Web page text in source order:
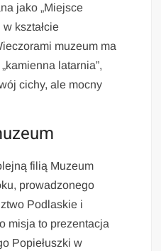
jako „Miejsce
kształcie
muzeum ma
latarnia”,
cichy, ale mocny
filią Muzeum
prowadzonego
Podlaskie i
misja to prezentacja
Popiełuszki w